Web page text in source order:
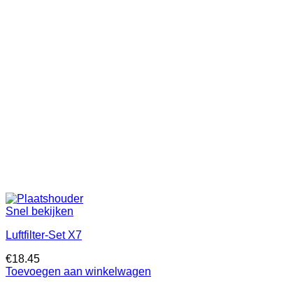
Snel bekijken
Luftfilter-Set X7
€18.45
Toevoegen aan winkelwagen